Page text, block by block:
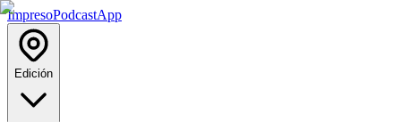
ImpresoPodcastApp
Edición